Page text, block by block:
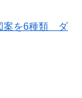
案を6種類 ダ